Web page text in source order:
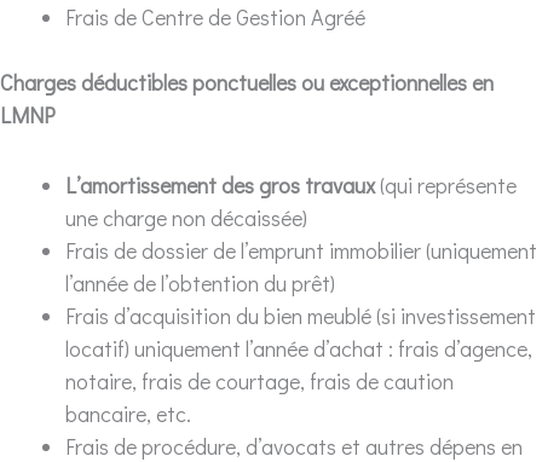
Frais de Centre de Gestion Agréé
Charges déductibles ponctuelles ou exceptionnelles en
LMNP
L’amortissement des gros travaux(qui représente
une charge non décaissée)
Frais de dossier de l’emprunt immobilier (uniquement
l’année de l’obtention du prêt)
Frais d’acquisition du bien meublé (si investissement
locatif) uniquement l’année d’achat : frais d’agence,
notaire, frais de courtage, frais de caution
bancaire, etc.
Frais de procédure, d’avocats et autres dépens en